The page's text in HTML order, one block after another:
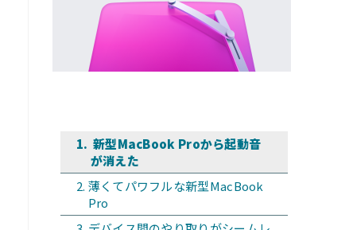
新型MacBook Proから起動音
が消えた
薄くてパワフルな新型MacBook
Pro